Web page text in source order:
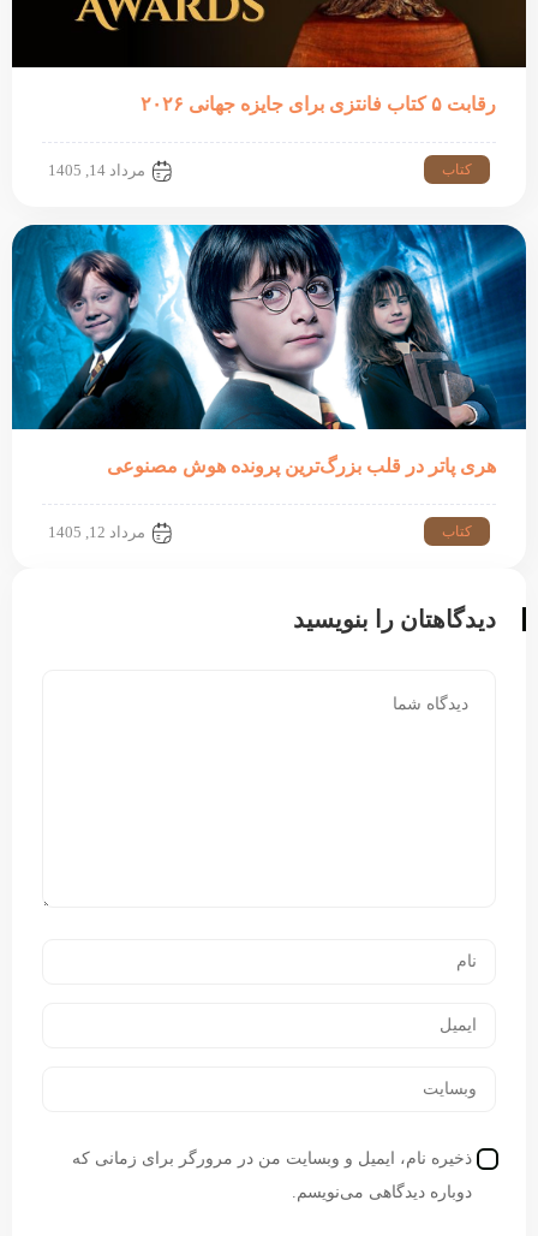
رقابت ۵ کتاب فانتزی برای جایزه جهانی ۲۰۲۶
کتاب مرداد 14, 1405
هری پاتر در قلب بزرگ‌ترین پرونده هوش مصنوعی
کتاب مرداد 12, 1405
دیدگاهتان را بنویسید
ذخیره نام، ایمیل و وبسایت من در مرورگر برای زمانی که
دوباره دیدگاهی می‌نویسم.